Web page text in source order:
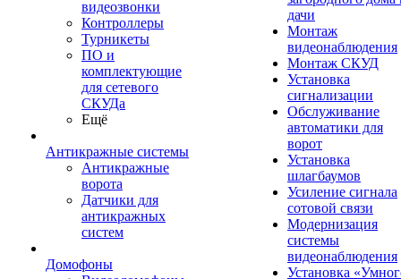
видеозвонки
Контроллеры
Турникеты
ПО и
комплектующие
для сетевого
СКУДа
Ещё
Антикражные системы
Антикражные
ворота
Датчики для
антикражных
систем
Домофоны
дачи
Монтаж
видеонаблюдения
Монтаж СКУД
Установка
сигнализации
Обслуживание
автоматики для
ворот
Установка
шлагбаумов
Усиление сигнала
сотовой связи
Модернизация
системы
видеонаблюдения
Установка